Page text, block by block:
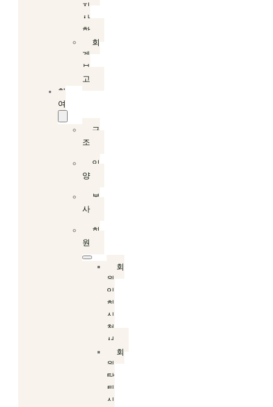
지
사
항
회
계
보
고
참
여
구
조
입
양
봉
사
회
원
회
원
입
회
신
청
서
회
원
탈
퇴
신